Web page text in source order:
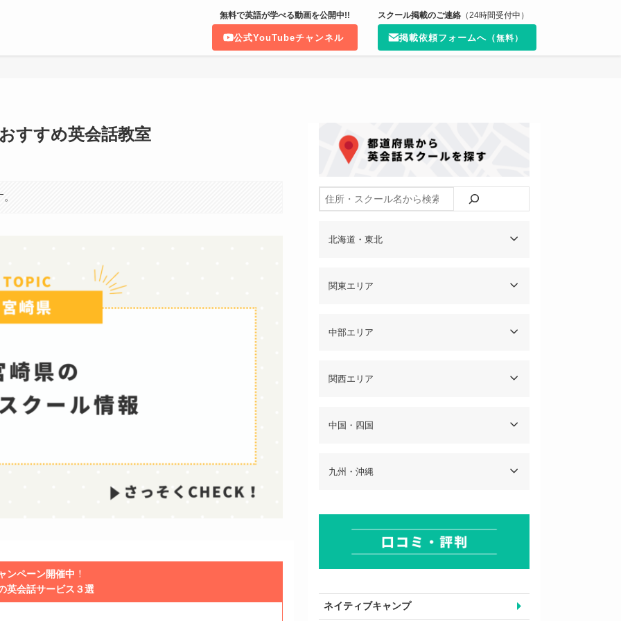
無料で英語が学べる動画を公開中!!
公式YouTubeチャンネル
スクール掲載のご連絡（24時間受付中）
掲載依頼フォームへ（無料）
すすめ英会話教室
ンペーン開催中 ！
英会話サービス３選
検索
北海道・東北
関東エリア
中部エリア
関西エリア
中国・四国
九州・沖縄
ネイティブキャンプ